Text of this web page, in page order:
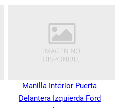
Manilla Interior Puerta
Delantera Izquierda Ford